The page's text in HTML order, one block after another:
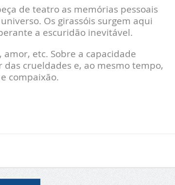
de teatro as memórias pessoais
Os girassóis surgem aqui
a escuridão inevitável.
etc. Sobre a capacidade
crueldades e, ao mesmo tempo,
compaixão.